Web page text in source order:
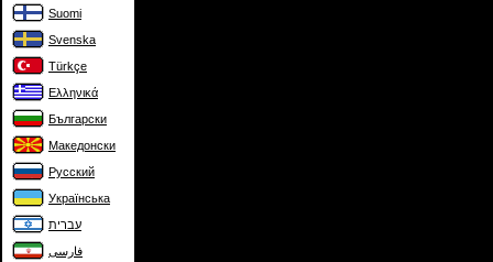
Suomi
Svenska
Türkçe
Ελληνικά
Български
Македонски
Русский
Українська
עברית
فارسی